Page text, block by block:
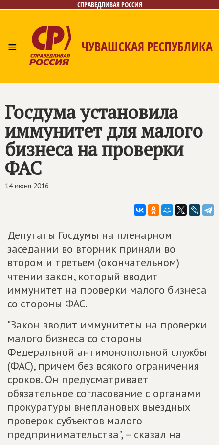
СПРАВЕДЛИВАЯ РОССИЯ
≡ ЧУВАШСКАЯ РЕСПУБЛИКА
Госдума установила
иммунитет для малого
бизнеса на проверки
ФАС
14 июня 2016
Депутаты Госдумы на пленарном
заседании во вторник приняли во
втором и третьем (окончательном)
чтении закон, который вводит
иммунитет на проверки малого бизнеса
со стороны ФАС.
"Закон вводит иммунитеты на проверки
малого бизнеса со стороны
Федеральной антимонопольной службы
(ФАС), причем без всякого ограничения
сроков. Он предусматривает
обязательное согласование с органами
прокуратуры внеплановых выездных
проверок субъектов малого
предпринимательства", – сказал на